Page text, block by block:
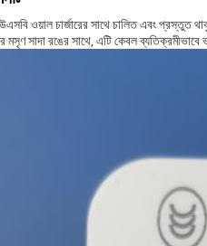
ওয়াল চার্জারের সাথে চালিত এবং
মসৃণ সাদা রঙের সাথে, এটি কেবল